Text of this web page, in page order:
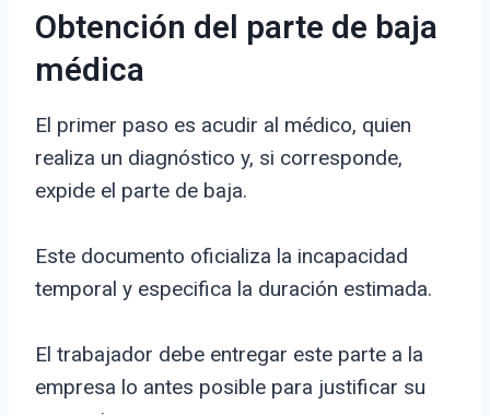
Obtención del parte de baja
médica
El primer paso es acudir al médico, quien
realiza un diagnóstico y, si corresponde,
expide el parte de baja.
Este documento oficializa la incapacidad
temporal y especifica la duración estimada.
El trabajador debe entregar este parte a la
empresa lo antes posible para justificar su